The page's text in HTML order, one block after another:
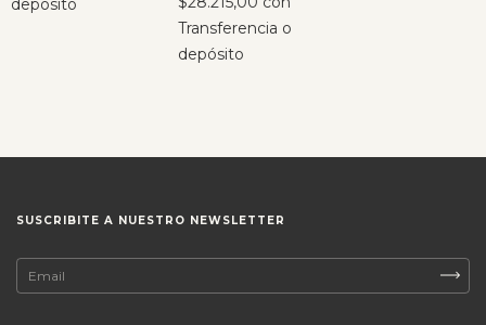
Transferencia o
depósito
SUSCRIBITE A NUESTRO NEWSLETTER